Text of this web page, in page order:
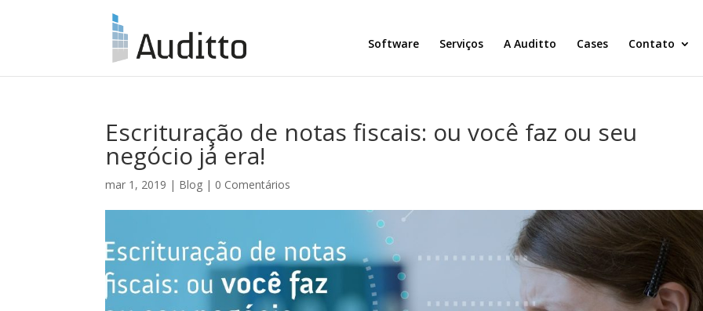
Software Serviços A Auditto Cases Contato
Escrituração de notas fiscais: ou você faz ou seu
negócio já era!
mar 1, 2019 | Blog | 0 Comentários